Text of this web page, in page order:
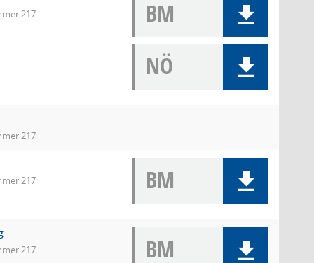
217
BM
NÖ
217
217 BM
217
BM